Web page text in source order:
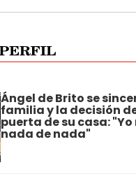
Ángel de Brito se
familia y la decisión
puerta de su casa:
nada de nada"